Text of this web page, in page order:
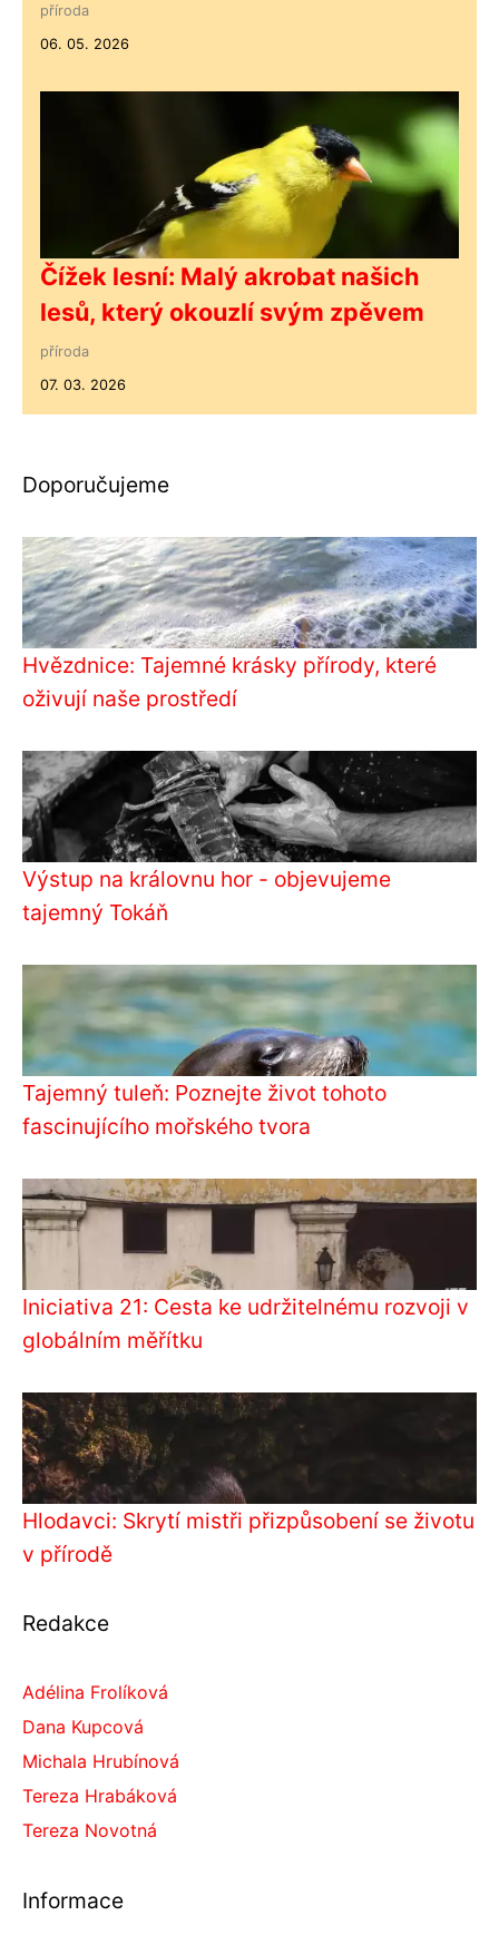
příroda
06. 05. 2026
Čížek lesní: Malý akrobat našich
lesů, který okouzlí svým zpěvem
příroda
07. 03. 2026
Doporučujeme
Hvězdnice: Tajemné krásky přírody, které
oživují naše prostředí
Výstup na královnu hor - objevujeme
tajemný Tokáň
Tajemný tuleň: Poznejte život tohoto
fascinujícího mořského tvora
Iniciativa 21: Cesta ke udržitelnému rozvoji v
globálním měřítku
Hlodavci: Skrytí mistři přizpůsobení se životu
v přírodě
Redakce
Adélina Frolíková
Dana Kupcová
Michala Hrubínová
Tereza Hrabáková
Tereza Novotná
Informace